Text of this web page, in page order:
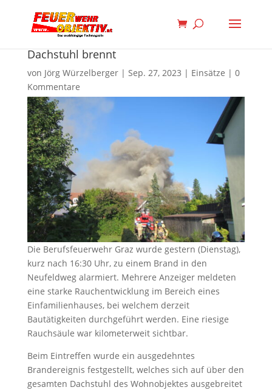
Dachstuhl brennt
von Jörg Würzelberger| Sep. 27, 2023 | Einsätze | 0
Kommentare
Die Berufsfeuerwehr Graz wurde gestern (Dienstag),
kurz nach 16:30 Uhr, zu einem Brand in den
Neufeldweg alarmiert. Mehrere Anzeiger meldeten
eine starke Rauchentwicklung im Bereich eines
Einfamilienhauses, bei welchem derzeit
Bautätigkeiten durchgeführt werden. Eine riesige
Rauchsäule war kilometerweit sichtbar.
Beim Eintreffen wurde ein ausgedehntes
Brandereignis festgestellt, welches sich auf über den
gesamten Dachstuhl des Wohnobjektes ausgebreitet